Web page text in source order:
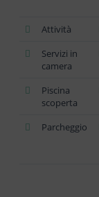
Attività
Servizi in
camera
Piscina
scoperta
Parcheggio